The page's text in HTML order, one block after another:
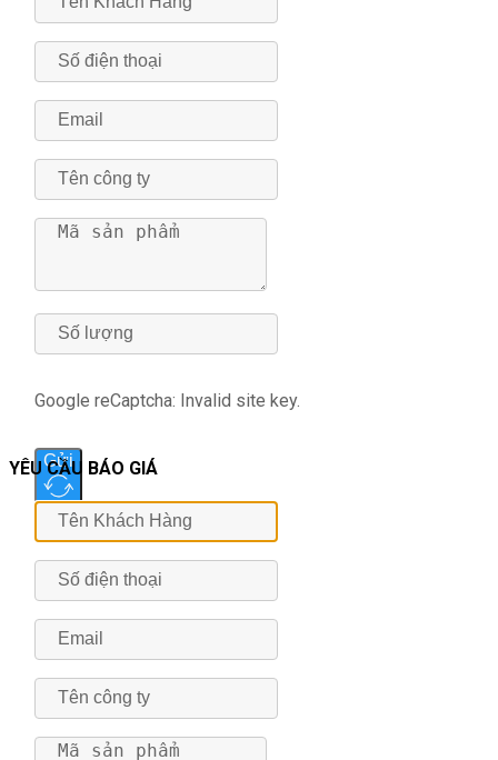
Google reCaptcha: Invalid site key.
Gửi
YÊU CẦU BÁO GIÁ